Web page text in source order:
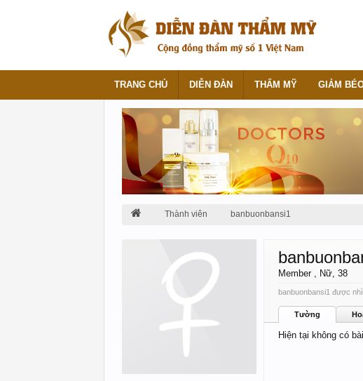
Thành viên banbuonbansi1
Member , Nữ, 38
banbuonbansi1 được
Tường
Hiện tại không có
TRANG CHỦ DIỄN ĐÀN THẨM MỸ GIẢM